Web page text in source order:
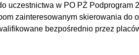
uczestnictwa w PO PŻ Podprogram
zainteresowanym skierowania do
bezpośrednio przez